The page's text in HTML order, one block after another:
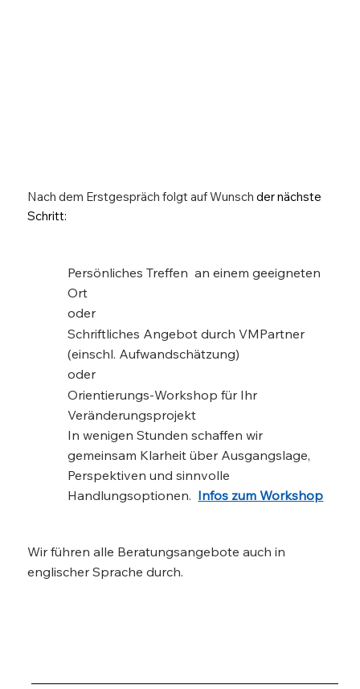
Nach dem Erstgespräch folgt auf Wunsch der nächste
Schritt:
Persönliches Treffenan einem geeigneten
Ort
oder
Schriftliches Angebot durch VMPartner
(einschl. Aufwandschätzung)
oder
Orientierungs-Workshop für Ihr
Veränderungsprojekt
In wenigen Stunden schaffen wir
gemeinsam Klarheit über Ausgangslage,
Perspektiven und sinnvolle
Handlungsoptionen. Infos zum Workshop
Wir führen alle Beratungsangebote auch in
englischer Sprache durch.